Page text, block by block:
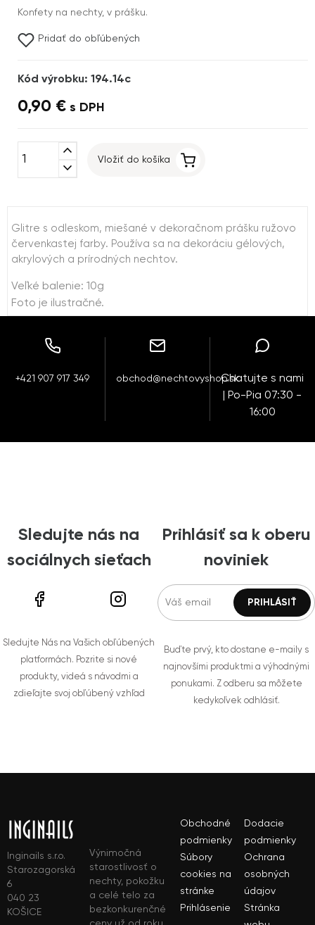
Konfety na nechty, v prášku.
Pridať do obľúbených
Kód výrobku: 194.14c
0,90 € s DPH
expand_less
expand_more
Vložiť do košíka
Glitre s odleskom, miešané v dekoračnom prášku ružovo
červenkastej farby. Používa sa na dekoráciu gélových,
akrylových a prírodných nechtov.
Veľké balenie: 10g
Foto je ilustračné.
+421 907 917 349 obchod@nechtovyshop.skChatujte s nami
| Po-Pia 07:30 -
16:00
Sledujte nás na
sociálnych sieťach
Sledujte Nás na Vašich obľúbených
platformách. Pozrite si nové
produkty, videá s návodmi a
zdieľajte svoj obľúbený vzhľad
Prihlásiť sa k oberu
noviniek
Buďte prvý, kto dostane e-maily s
najnovšími produktmi a výhodnými
ponukami. Z odberu sa môžete
kedykoľvek odhlásiť.
Inginails s.r.o.
Starozagorská
6
040 23
KOŠICE
Výnimočná
starostlivosť o
nechty, pokožku
a celé telo za
bezkonkurenčné
Obchodné
podmienky
Dodacie
podmienky
Súbory
cookies na
stránke
Ochrana
osobných
údajov
Prihlásenie
Stránka